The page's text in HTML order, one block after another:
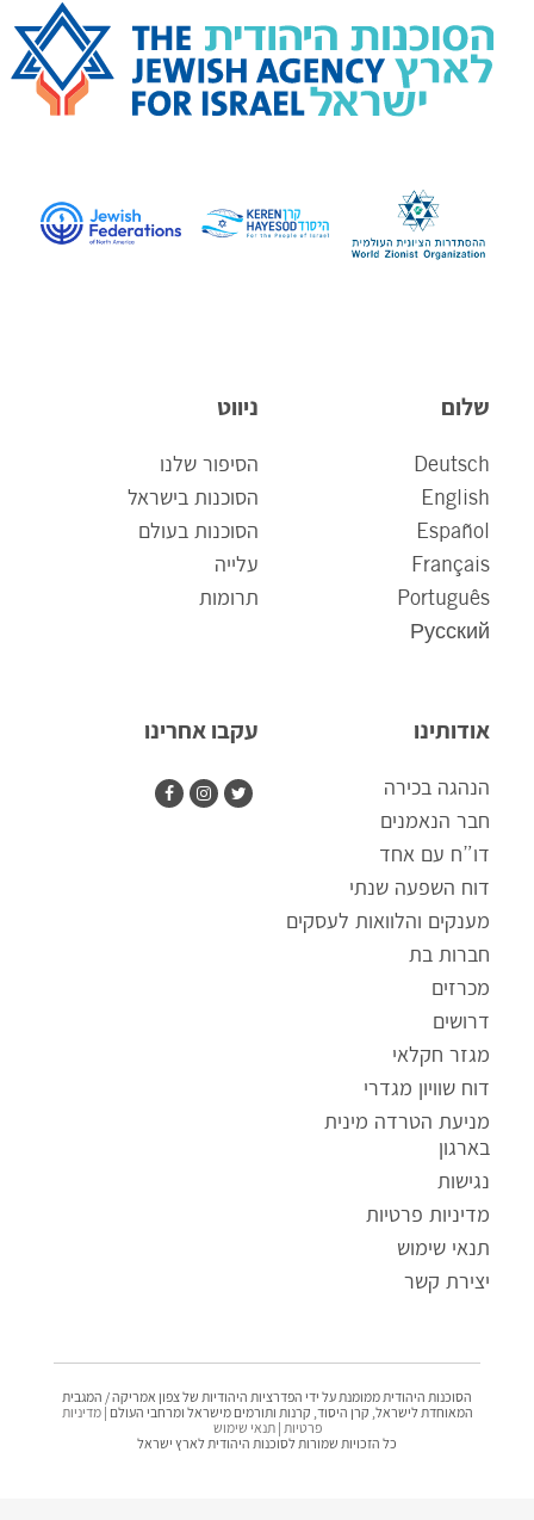
שלום
Deutsch
English
Español
Français
Português
Русский
ניווט
הסיפור שלנו
הסוכנות בישראל
הסוכנות בעולם
עלייה
תרומות
אודותינו
הנהגה בכירה
חבר הנאמנים
דו”ח עם אחד
דוח השפעה שנתי
מענקים והלוואות לעסקים
חברות בת
מכרזים
דרושים
מגזר חקלאי
דוח שוויון מגדרי
ק
ו
ץ
מ
ס
מניעת הטרדה מינית
בארגון
נגישות
מדיניות פרטיות
תנאי שימוש
יצירת קשר
עקבו אחרינו
הסוכנות היהודית ממומנת על ידי הפדרציות היהודיות של צפון אמריקה / המגבית
המאוחדת לישראל, קרן היסוד, קרנות ותורמים מישראל ומרחבי העולם |מדיניות
פרטיות |תנאי שימוש
כל הזכויות שמורות לסוכנות היהודית לארץ ישראל